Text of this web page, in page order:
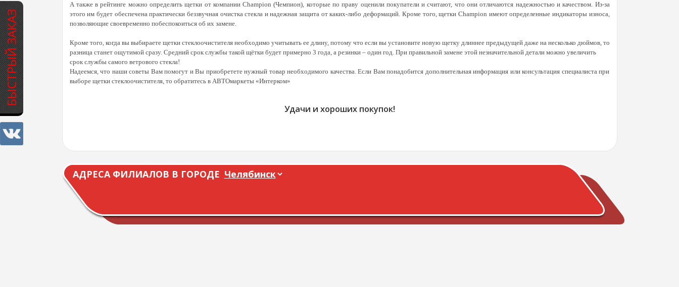
БЫСТРЫЙ ЗАКАЗ
А также в рейтинге можно определить щетки от компании Champion (Чемпион), которые по праву оценили покупатели и считают, что они отличаются надежностью и качеством. Из-за
этого им будет обеспечена практически беззвучная очистка стекла и надежная защита от каких-либо деформаций. Кроме того, щетки Champion имеют определенные индикаторы износа,
позволяющие своевременно побеспокоиться об их замене.
Кроме того, когда вы выбираете щетки стеклоочистителя необходимо учитывать ее длину, потому что если вы установите новую щетку длиннее предыдущей даже на несколько дюймов, то
разница станет ощутимой сразу. Средний срок службы такой щётки будет примерно 3 года, а резинки – один год. При правильной замене этой незначительной детали можно увеличить
срок службы самого ветрового стекла!
Надеемся, что наши советы Вам помогут и Вы приобретете нужный товар необходимого качества. Если Вам понадобится дополнительная информация или консультация специалиста при
выборе щетки стеклоочистителя, то обратитесь в АВТОмаркеты «Интерком»
Удачи и хороших покупок!
АДРЕСА ФИЛИАЛОВ В ГОРОДЕ